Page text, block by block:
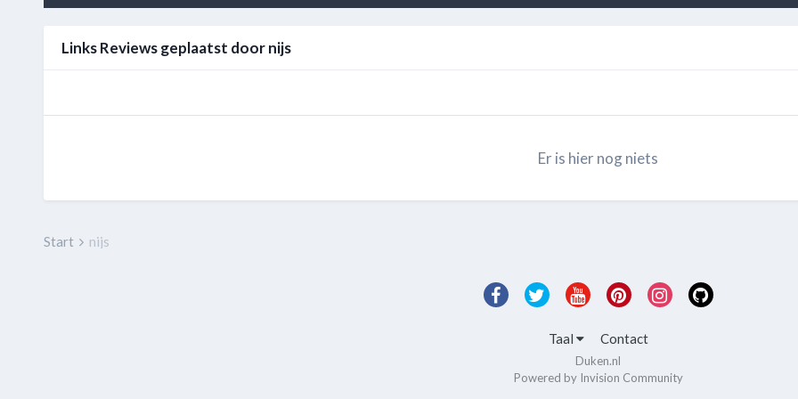
Links Reviews geplaatst door nijs
Er is hier nog niets
Start nijs
Taal Contact
Duken.nl
Powered by Invision Community